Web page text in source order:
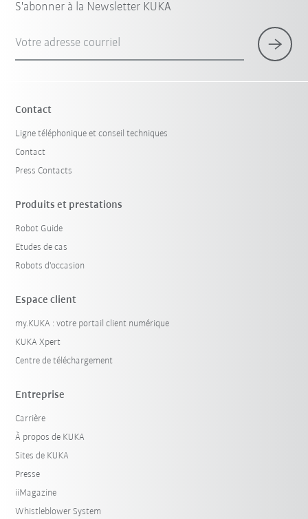
S'abonner à la Newsletter KUKA
Votre adresse courriel
Contact
Ligne téléphonique et conseil techniques
Contact
Press Contacts
Produits et prestations
Robot Guide
Etudes de cas
Robots d'occasion
Espace client
my.KUKA : votre portail client numérique
KUKA Xpert
Centre de téléchargement
Entreprise
Carrière
À propos de KUKA
Sites de KUKA
Presse
iiMagazine
Whistleblower System